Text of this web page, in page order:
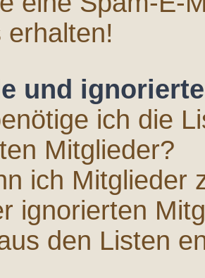
erhalten!
und
ich die
Mitglieder?
ich Mitglieder
ignorierten
den Listen